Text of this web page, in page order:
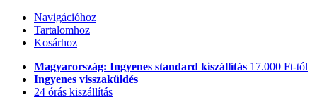
Navigációhoz
Tartalomhoz
Kosárhoz
Magyarország: Ingyenes standard kiszállítás 17.000 Ft-tól
Ingyenes visszaküldés
24 órás kiszállítás